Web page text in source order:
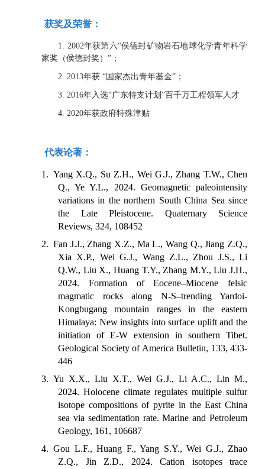
获奖及荣誉：
1. 2002年获第六“侯德封矿物岩石地球化学青年科学
家奖（侯德封奖）”；
2. 2013年获 “国家杰出青年基金”；
3. 2016年入选“广东特支计划”百千万工程领军人才
4. 2020年获政府特殊津贴
代表论著：
1. Yang X.Q., Su Z.H., Wei G.J., Zhang T.W., Chen
Q., Ye Y.L., 2024. Geomagnetic paleointensity
variations in the northern South China Sea since
the Late Pleistocene. Quaternary Science
Reviews, 324, 108452
2. Fan J.J., Zhang X.Z., Ma L., Wang Q., Jiang Z.Q.,
Xia X.P., Wei G.J., Wang Z.L., Zhou J.S., Li
Q.W., Liu X., Huang T.Y., Zhang M.Y., Liu J.H.,
2024. Formation of Eocene–Miocene felsic
magmatic rocks along N-S–trending Yardoi-
Kongbugang mountain ranges in the eastern
Himalaya: New insights into surface uplift and the
initiation of E-W extension in southern Tibet.
Geological Society of America Bulletin, 133, 433-
446
3. Yu X.X., Liu X.T., Wei G.J., Li A.C., Lin M.,
2024. Holocene climate regulates multiple sulfur
isotope compositions of pyrite in the East China
sea via sedimentation rate. Marine and Petroleum
Geology, 161, 106687
4. Gou L.F., Huang F., Yang S.Y., Wei G.J., Zhao
Z.Q., Jin Z.D., 2024. Cation isotopes trace